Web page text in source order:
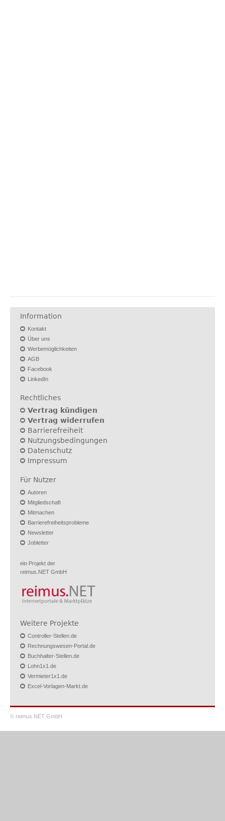
Information
Kontakt
Über uns
Werbemöglichkeiten
AGB
Facebook
LinkedIn
Rechtliches
Vertrag kündigen
Vertrag widerrufen
Barrierefreiheit
Nutzungsbedingungen
Datenschutz
Impressum
Für Nutzer
Autoren
Mitgliedschaft
Mitmachen
Barrierefreiheitsprobleme
Newsletter
Jobletter
ein Projekt der
reimus.NET GmbH
Weitere Projekte
Controller-Stellen.de
Rechnungswesen-Portal.de
Buchhalter-Stellen.de
Lohn1x1.de
Vermieter1x1.de
Excel-Vorlagen-Markt.de
© reimus.NET GmbH